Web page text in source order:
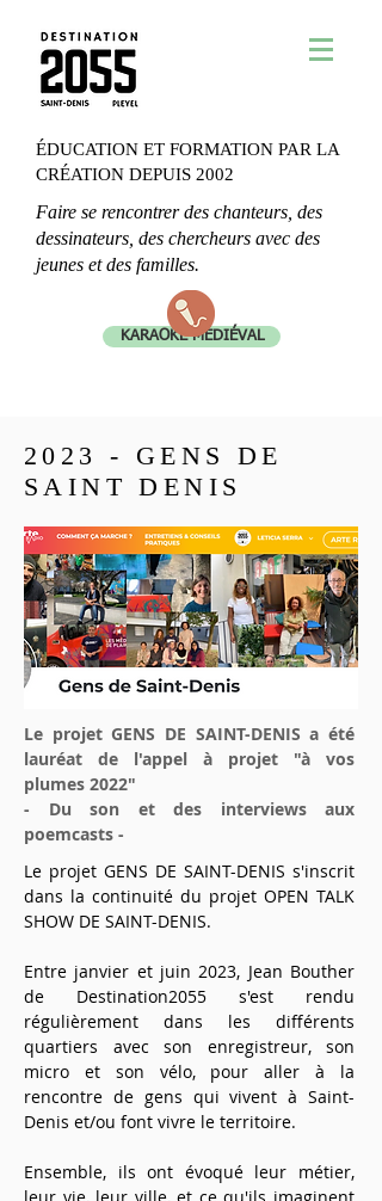
ÉDUCATION ET FORMATION PAR LA
CRÉATION DEPUIS 2002
Faire se rencontrer des chanteurs, des
dessinateurs, des chercheurs avec des
jeunes et des familles.
KARAOKÉ MÉDIÉVAL
2023 - GENS DE
SAINT DENIS
Le projet GENS DE SAINT-DENIS a été
lauréat de l'appel à projet "à vos
plumes 2022"
- Du son et des interviews aux
poemcasts -
Le projet GENS DE SAINT-DENIS s'inscrit
dans la continuité du projet OPEN TALK
SHOW DE SAINT-DENIS.
Entre janvier et juin 2023, Jean Bouther
de Destination2055 s'est rendu
régulièrement dans les différents
quartiers avec son enregistreur, son
micro et son vélo, pour aller à la
rencontre de gens qui vivent à Saint-
Denis et/ou font vivre le territoire.
Ensemble, ils ont évoqué leur métier,